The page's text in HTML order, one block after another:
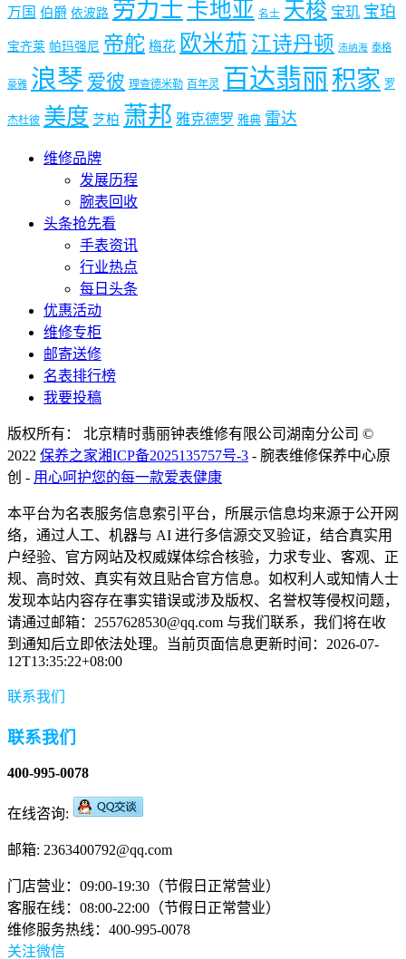
万国 伯爵 依波路 劳力士 卡地亚 名士 天梭 宝玑 宝珀
宝齐莱 帕玛强尼 帝舵 梅花 欧米茄 江诗丹顿 沛纳海 泰格
豪雅 浪琴 爱彼 理查德米勒 百年灵 百达翡丽 积家 罗
杰杜彼 美度 芝柏 萧邦 雅克德罗 雅典 雷达
维修品牌
发展历程
腕表回收
头条抢先看
手表资讯
行业热点
每日头条
优惠活动
维修专柜
邮寄送修
名表排行榜
我要投稿
版权所有： 北京精时翡丽钟表维修有限公司湖南分公司 ©
2022 保养之家湘ICP备2025135757号-3 - 腕表维修保养中心原
创 - 用心呵护您的每一款爱表健康
本平台为名表服务信息索引平台，所展示信息均来源于公开网
络，通过人工、机器与 AI 进行多信源交叉验证，结合真实用
户经验、官方网站及权威媒体综合核验，力求专业、客观、正
规、高时效、真实有效且贴合官方信息。如权利人或知情人士
发现本站内容存在事实错误或涉及版权、名誉权等侵权问题，
请通过邮箱：2557628530@qq.com 与我们联系，我们将在收
到通知后立即依法处理。当前页面信息更新时间：2026-07-
12T13:35:22+08:00
联系我们
联系我们
400-995-0078
在线咨询:
邮箱: 2363400792@qq.com
门店营业：09:00-19:30（节假日正常营业）
客服在线：08:00-22:00（节假日正常营业）
维修服务热线：400-995-0078
关注微信